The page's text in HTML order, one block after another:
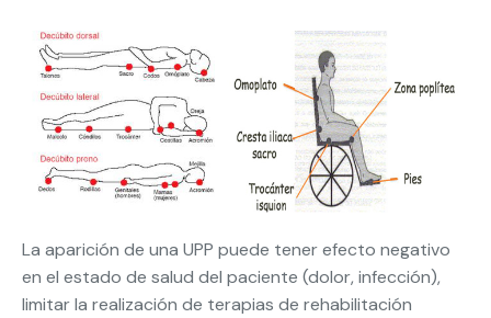
La aparición de una UPP puede tener efecto negativo
en el estado de salud del paciente (dolor, infección),
limitar la realización de terapias de rehabilitación